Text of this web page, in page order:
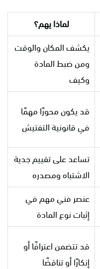
لماذا يهم؟
يكشف المكان والوقت
ومن ضبط المادة
وكيف
قد يكون محورًا مهمًا
في قانونية التفتيش
تساعد على تقييم جدية
الاشتباه ومصدره
عنصر فني مهم في
إثبات نوع المادة
قد تتضمن اعترافًا أو
إنكارًا أو تناقضًا